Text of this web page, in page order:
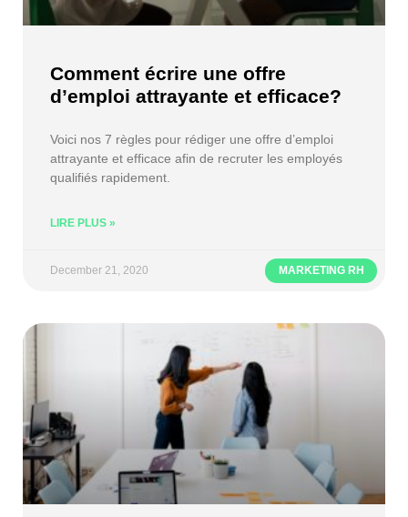
MARKETING RH
Comment écrire une offre
d’emploi attrayante et efficace?
Voici nos 7 règles pour rédiger une offre d’emploi
attrayante et efficace afin de recruter les employés
qualifiés rapidement.
LIRE PLUS »
December 21, 2020